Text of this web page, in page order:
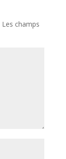
Les champs